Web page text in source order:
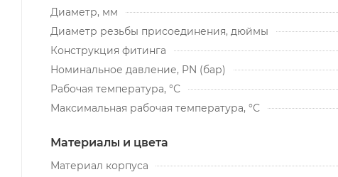
Диаметр, мм
Диаметр резьбы присоединения, дюймы
Конструкция фитинга
Номинальное давление, PN (бар)
Рабочая температура, °С
Максимальная рабочая температура, °С
Материалы и цвета
Материал корпуса